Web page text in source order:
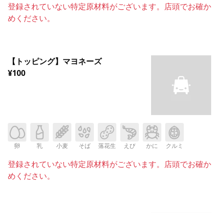
登録されていない特定原材料がございます。店頭でお確か
めください。
【トッピング】マヨネーズ
¥100
卵 乳 小麦 そば 落花生 えび かに クルミ
登録されていない特定原材料がございます。店頭でお確か
めください。